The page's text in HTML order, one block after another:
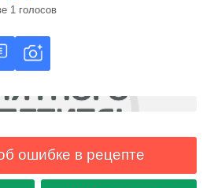
1 голосов
ошибке в рецепте